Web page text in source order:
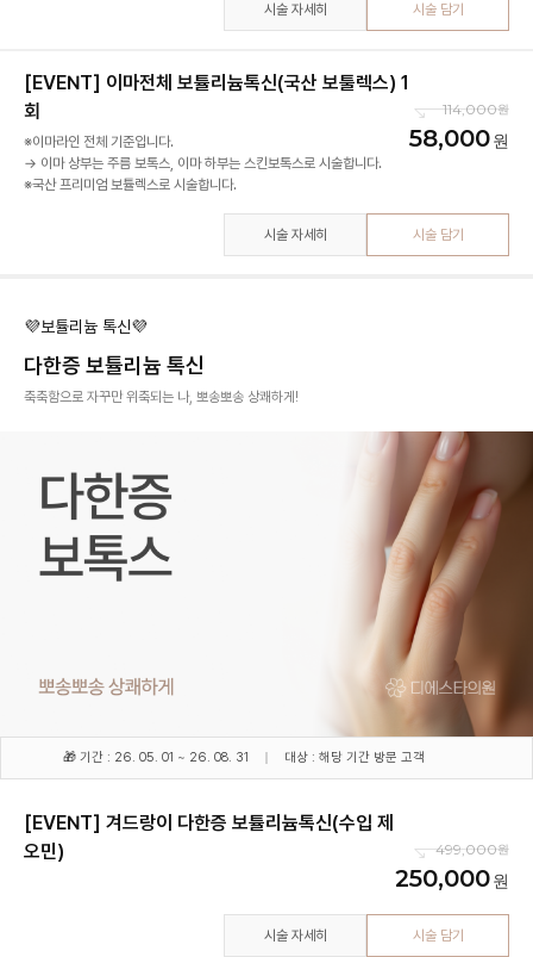
시술 자세히 시술 담기
[EVENT] 이마전체 보튤리늄톡신(국산 보툴렉스) 1
회
※이마라인 전체 기준입니다.
→ 이마 상부는 주름 보톡스, 이마 하부는 스킨보톡스로 시술합니다.
114,000
58,000
시술 자세히 시술 담기
💜보튤리늄 톡신💜
다한증 보튤리늄 톡신
축축함으로 자꾸만 위축되는 나, 뽀송뽀송 상쾌하게!
🎁 기간 : 26. 05. 01 ~ 26. 08. 31 대상 : 해당 기간 방문 고객
[EVENT] 겨드랑이 다한증 보튤리늄톡신(수입 제
오민)
499,000
250,000
시술 자세히 시술 담기